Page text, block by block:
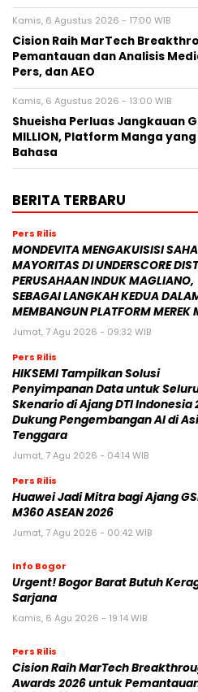
Kamis, 6 Agustus 2026 - 17:00 WIB
Cision Raih MarTech
Pemantauan dan Analisis
Pers, dan AEO
Kamis, 6 Agustus 2026 - 13:00 WIB
Shueisha Perluas Jangkauan
MILLION, Platform Manga
Bahasa
BERITA TERBARU
Pers Rilis
MONDEVITA MENGAKUISISI
MAYORITAS DI UNDERSCORE
PERUSAHAAN INDUK MAGLIANO,
SEBAGAI LANGKAH KEDUA
MEMBANGUN PLATFORM MEREK
Jumat, 7 Agu 2026 - 09:32 WIB
Pers Rilis
HIKSEMI Tampilkan Solusi
Penyimpanan Data untuk
Skenario di Ajang DTI Indonesia
Dukung Pengembangan AI di
Tenggara
Jumat, 7 Agu 2026 - 04:14 WIB
Pers Rilis
Huawei Jadi Mitra bagi Ajang
M360 ASEAN 2026
Jumat, 7 Agu 2026 - 00:42 WIB
Info Bogor
Urgent! Bogor Barat Butuh
Sarjana
Kamis, 6 Agu 2026 - 19:14 WIB
Pers Rilis
Cision Raih MarTech
Awards 2026 untuk